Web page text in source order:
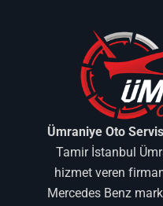
Ümraniye Oto
Tamir İstanbul
hizmet veren
Mercedes Benz